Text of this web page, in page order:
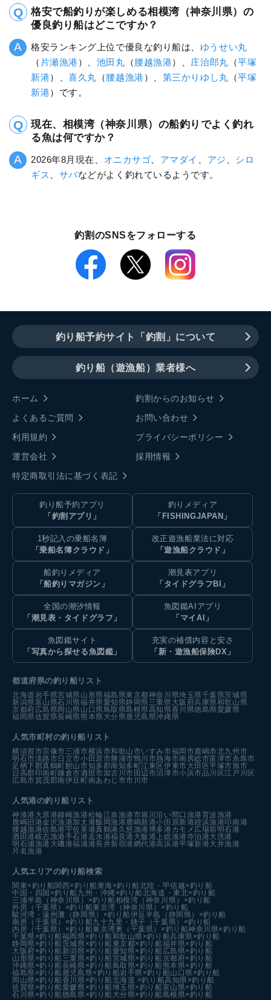
格安で船釣りが楽しめる相模湾（神奈川県）の
優良釣り船はどこですか？
格安ランキング上位で優良な釣り船は、 ゆうせい丸
（ 片瀬漁港 ）、 池田丸 （腰越漁港）、 庄治郎丸 （平塚
新港）、喜久丸 （腰越漁港 ）、 第三かりゆし丸 （平塚
新港）です。
現在、相模湾（神奈川県）の船釣りでよく釣れ
る魚は何ですか？
2026年8月現在、 オニカサゴ、 アマダイ 、 アジ 、 シロ
ギス 、 サバなどがよく釣れているようです。
釣割のSNSをフォローする
釣り船予約サイト「釣割」について
釣り船（遊漁船）業者様へ
ホーム
釣割からのお知らせ
よくあるご質問
お問い合わせ
利用規約
プライバシーポリシー
運営会社
採用情報
特定商取引法に基づく表記
釣り船予約アプリ
「釣割アプリ」
釣りメディア
「FISHINGJAPAN」
1秒記入の乗船名簿
「乗船名簿クラウド」
改正遊漁船業法に対応
「遊漁船クラウド」
船釣りメディア
「船釣りマガジン」
潮見表アプリ
「タイドグラフBI」
全国の潮汐情報
「潮見表・タイドグラフ」
魚図鑑AIアプリ
「マイAI」
魚図鑑サイト
「写真から探せる魚図鑑」
充実の補償内容と安さ
「新・遊漁船保険DX」
都道府県の釣り船リスト
北海道岩手県宮城県山形県福島県東京都神奈川県埼玉県千葉県茨城県
新潟県富山県石川県福井県愛知県静岡県三重県大阪府兵庫県和歌山県
京都府広島県岡山県山口県鳥取県島根県高知県香川県徳島県愛媛県
福岡県佐賀県長崎県熊本県大分県鹿児島県沖縄県
人気市町村の釣り船リスト
横須賀市宗像市三浦市横浜市和歌山市いすみ市福岡市鹿嶋市北九州市
明石市淡路市 日立市小田原市勝浦市鴨川市熱海市南房総市富津市糸島市
足柄下郡真鶴町館山市知多郡南知多町江東区伊東市大田区平塚市旭市
日高郡印南町鎌倉市酒田市加古川市 田辺市沼津市小浜市品川区江戸川区
広島市賀茂郡南伊豆町南あわじ市市川市
人気港の釣り船リスト
神湊港 大原港鐘崎漁港松輪江奈漁港市堀川沿い 間口漁港育波漁港
鹿嶋旧港金沢漁港加太港飯岡漁港鹿嶋新港小田原新港姪浜漁港印南港
腰越漁港佐島港宇佐美港真鶴港 久慈漁港博多港カモメ広場前明石港
酒田港岐志漁港手石港 走水港福良港 大飯港 上総湊港寺泊港大洗港
明石浦漁港 大磯港福浦港長井新宿港網代港高浜港平塚新港大井漁港
片名漁港
人気エリアの釣り船検索
関東×釣り船関西×釣り船 東海×釣り船北陸・甲信越×釣り船
中国・四国×釣り船 九州・沖縄×釣り船北海道・東北×釣り船
三浦半島（神奈川県）×釣り船相模湾（神奈川県）×釣り船
外房（千葉県）×釣り船東京湾（神奈川県）×釣り船
駿河湾・遠州灘（静岡県）×釣り船伊豆半島（静岡県）×釣り船
南房（千葉県）×釣り船九十九里・銚子（千葉県）×釣り船
内房（千葉県）×釣り船東京湾奥（千葉県）×釣り船神奈川県×釣り船
千葉県×釣り船福岡県×釣り船和歌山県×釣り船兵庫県×釣り船
静岡県×釣り船茨城県×釣り船 東京都×釣り船福井県×釣り船
大阪府×釣り船 新潟県×釣り船愛知県×釣り船 広島県×釣り船
山形県×釣り船 三重県×釣り船宮城県×釣り船京都府×釣り船
沖縄県×釣り船長崎県×釣り船鳥取県×釣り船 熊本県×釣り船
福島県×釣り船 鹿児島県×釣り船岩手県×釣り船山口県×釣り船
岡山県×釣り船香川県×釣り船北海道 ×釣り船高知県×釣り船
佐賀県×釣り船愛媛県×釣り船埼玉県×釣り船富山県×釣り船
石川県×釣り船徳島県×釣り船 大分県×釣り船島根県×釣り船